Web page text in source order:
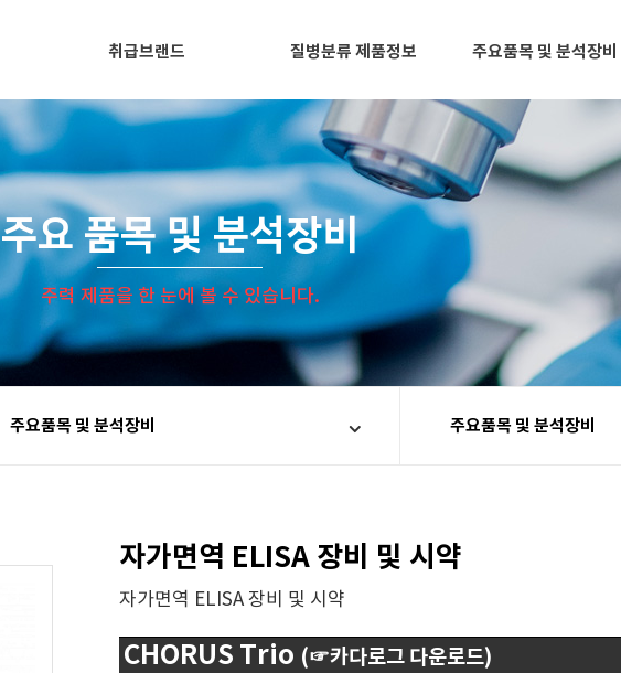
취급브랜드 질병분류 제품정보 주요품목 및 분석장비
주요 품목 및 분석장비
주력 제품을 한 눈에 볼 수 있습니다.
주요품목 및 분석장비 주요품목 및 분석장비
자가면역 ELISA 장비 및 시약
자가면역 ELISA 장비 및 시약
CHORUS Trio (☞카다로그 다운로드)